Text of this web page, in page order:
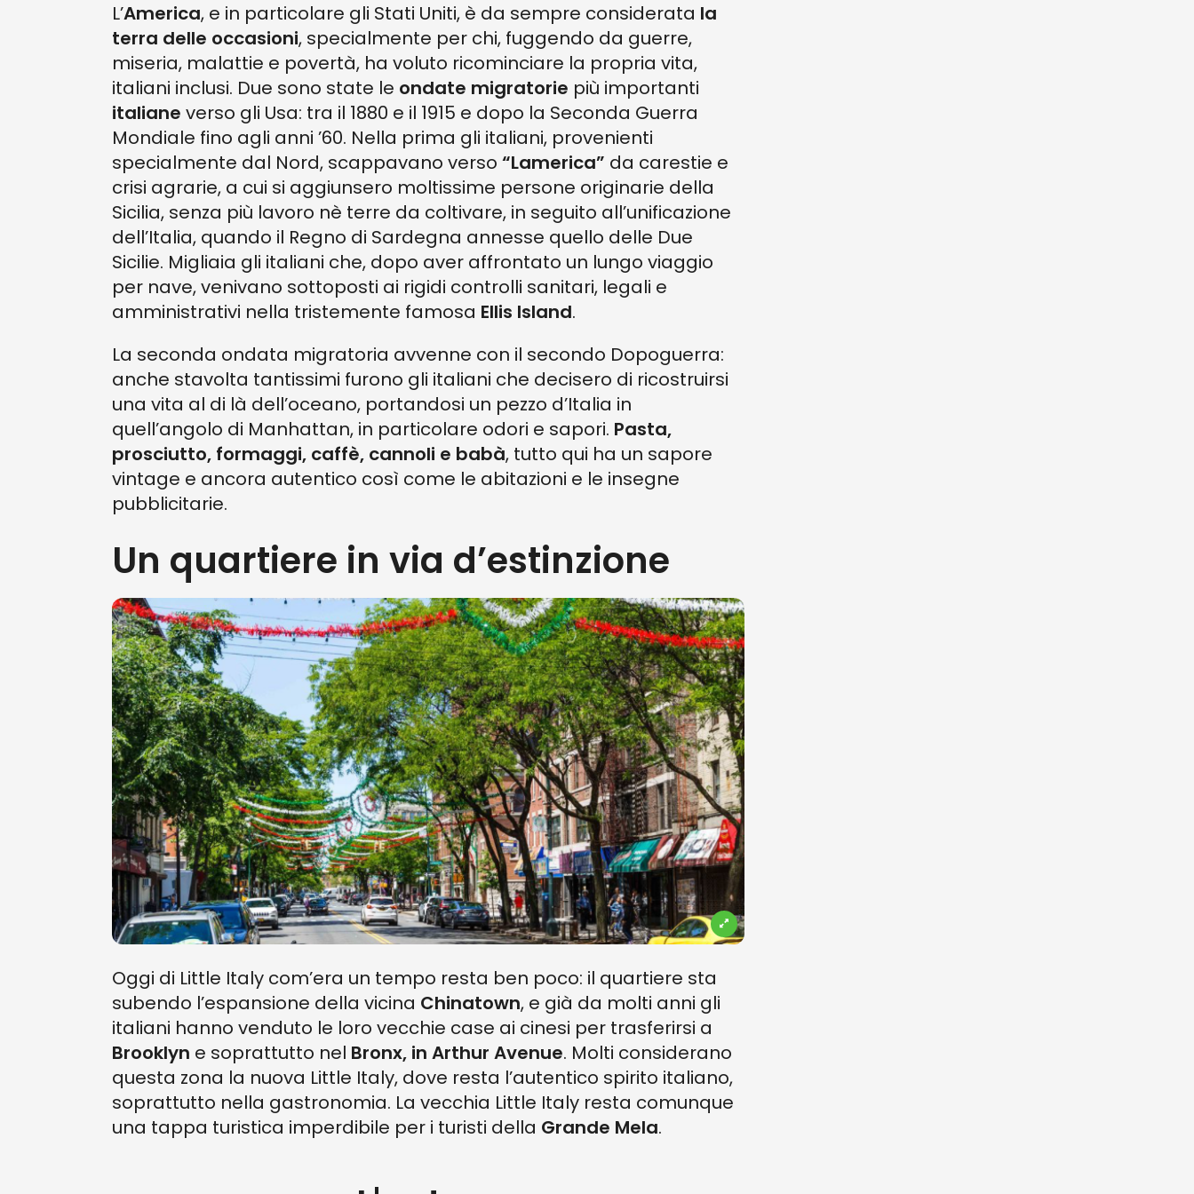
L’America, e in particolare gli Stati Uniti, è da sempre considerata la
terra delle occasioni, specialmente per chi, fuggendo da guerre,
miseria, malattie e povertà, ha voluto ricominciare la propria vita,
italiani inclusi. Due sono state le ondate migratorie più importanti
italiane verso gli Usa: tra il 1880 e il 1915 e dopo la Seconda Guerra
Mondiale fino agli anni ’60. Nella prima gli italiani, provenienti
specialmente dal Nord, scappavano verso “Lamerica” da carestie e
crisi agrarie, a cui si aggiunsero moltissime persone originarie della
Sicilia, senza più lavoro nè terre da coltivare, in seguito all’unificazione
dell’Italia, quando il Regno di Sardegna annesse quello delle Due
Sicilie. Migliaia gli italiani che, dopo aver affrontato un lungo viaggio
per nave, venivano sottoposti ai rigidi controlli sanitari, legali e
amministrativi nella tristemente famosa Ellis Island.
La seconda ondata migratoria avvenne con il secondo Dopoguerra:
anche stavolta tantissimi furono gli italiani che decisero di ricostruirsi
una vita al di là dell’oceano, portandosi un pezzo d’Italia in
quell’angolo di Manhattan, in particolare odori e sapori. Pasta,
prosciutto, formaggi, caffè, cannoli e babà, tutto qui ha un sapore
vintage e ancora autentico così come le abitazioni e le insegne
pubblicitarie.
Un quartiere in via d’estinzione
Oggi di Little Italy com’era un tempo resta ben poco: il quartiere sta
subendo l’espansione della vicina Chinatown, e già da molti anni gli
italiani hanno venduto le loro vecchie case ai cinesi per trasferirsi a
Brooklyn e soprattutto nel Bronx, in Arthur Avenue. Molti considerano
questa zona la nuova Little Italy, dove resta l’autentico spirito italiano,
soprattutto nella gastronomia. La vecchia Little Italy resta comunque
una tappa turistica imperdibile per i turisti della Grande Mela.